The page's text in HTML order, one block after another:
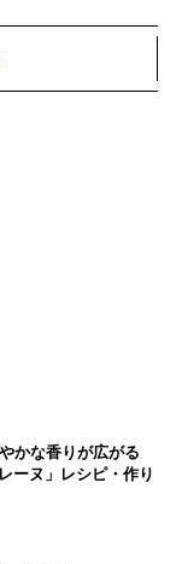
かな香りが広がる
ーヌ」レシピ・作り